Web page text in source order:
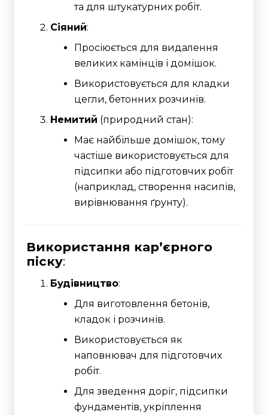
та для штукатурних робіт.
Сіяний:
Просіюється для видалення
великих камінців і домішок.
Використовується для кладки
цегли, бетонних розчинів.
Немитий (природний стан):
Має найбільше домішок, тому
частіше використовується для
підсипки або підготовчих робіт
(наприклад, створення насипів,
вирівнювання ґрунту).
Використання кар’єрного
піску:
Будівництво:
Для виготовлення бетонів,
кладок і розчинів.
Використовується як
наповнювач для підготовчих
робіт.
Для зведення доріг, підсипки
фундаментів, укріплення